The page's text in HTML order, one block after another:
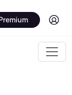
Log in